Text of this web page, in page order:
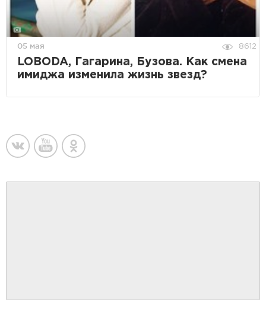
05 мая 8612
LOBODA, Гагарина, Бузова. Как смена
имиджа изменила жизнь звезд?